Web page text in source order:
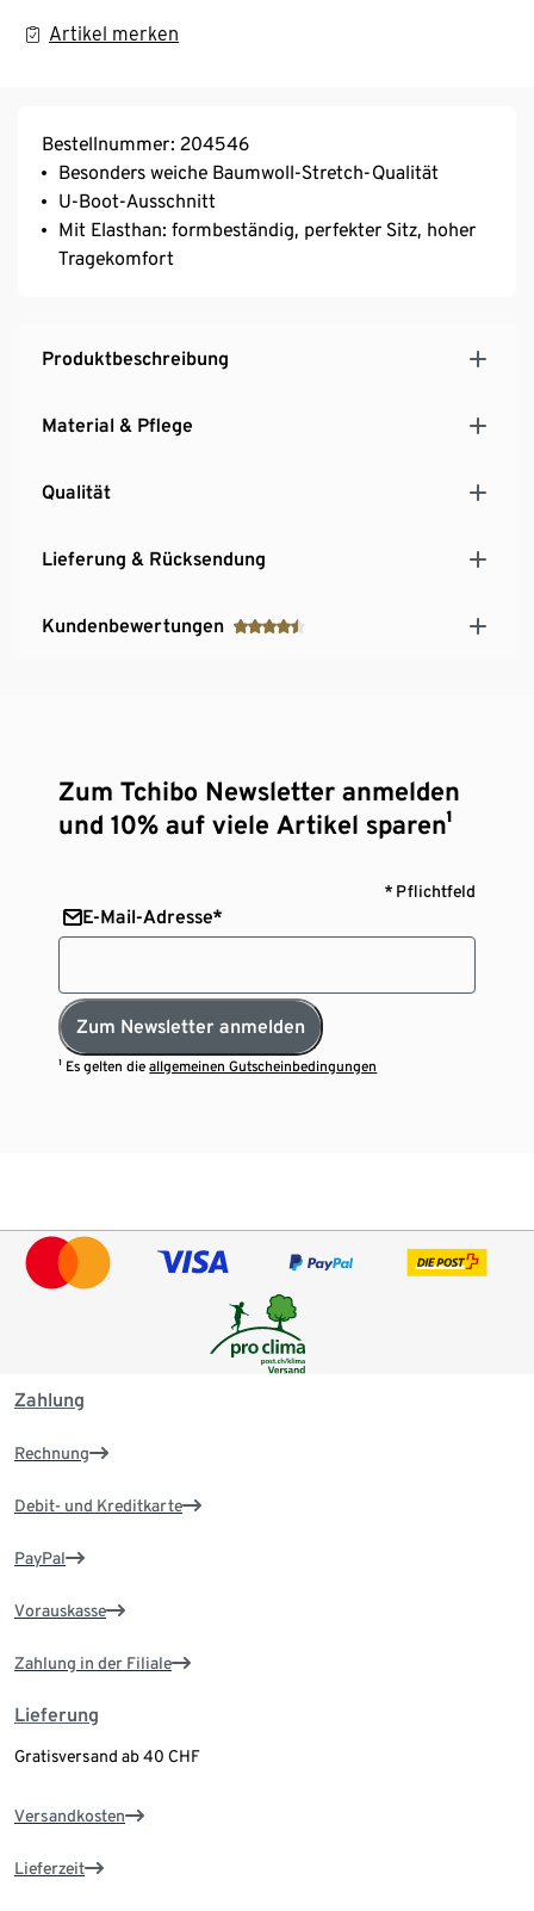
Artikel merken
Bestellnummer: 204546
Besonders weiche Baumwoll-Stretch-Qualität
U-Boot-Ausschnitt
Mit Elasthan: formbeständig, perfekter Sitz, hoher
Tragekomfort
Produktbeschreibung
Material & Pflege
Qualität
Lieferung & Rücksendung
Kundenbewertungen
Zum Tchibo Newsletter anmelden
und 10% auf viele Artikel sparen¹
* Pflichtfeld
E-Mail-Adresse*
Zum Newsletter anmelden
¹ Es gelten dieallgemeinen Gutscheinbedingungen
Zahlung
Rechnung
Debit- und Kreditkarte
PayPal
Vorauskasse
Zahlung in der Filiale
Lieferung
Gratisversand ab 40 CHF
Versandkosten
Lieferzeit